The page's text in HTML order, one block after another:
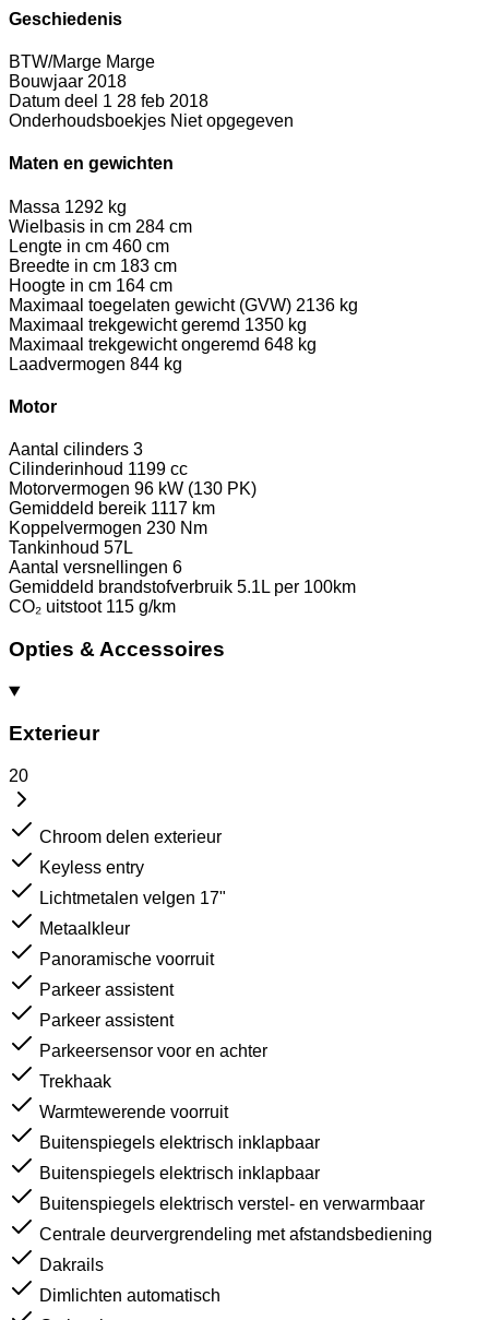
Geschiedenis
BTW/Marge Marge
Bouwjaar 2018
Datum deel 1 28 feb 2018
Onderhoudsboekjes Niet opgegeven
Maten en gewichten
Massa 1292 kg
Wielbasis in cm 284 cm
Lengte in cm 460 cm
Breedte in cm 183 cm
Hoogte in cm 164 cm
Maximaal toegelaten gewicht (GVW) 2136 kg
Maximaal trekgewicht geremd 1350 kg
Maximaal trekgewicht ongeremd 648 kg
Laadvermogen 844 kg
Motor
Aantal cilinders 3
Cilinderinhoud 1199 cc
Motorvermogen 96 kW (130 PK)
Gemiddeld bereik 1117 km
Koppelvermogen 230 Nm
Tankinhoud 57L
Aantal versnellingen 6
Gemiddeld brandstofverbruik 5.1L per 100km
CO₂ uitstoot 115 g/km
Opties & Accessoires
Exterieur
20
Chroom delen exterieur
Keyless entry
Lichtmetalen velgen 17"
Metaalkleur
Panoramische voorruit
Parkeer assistent
Parkeer assistent
Parkeersensor voor en achter
Trekhaak
Warmtewerende voorruit
Buitenspiegels elektrisch inklapbaar
Buitenspiegels elektrisch inklapbaar
Buitenspiegels elektrisch verstel- en verwarmbaar
Centrale deurvergrendeling met afstandsbediening
Dakrails
Dimlichten automatisch